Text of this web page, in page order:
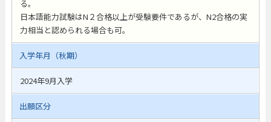
る。
日本語能力試験はN２合格以上が受験要件であるが、N2合格の実
力相当と認められる場合も可。
入学年月（秋期）
2024年9月入学
出願区分